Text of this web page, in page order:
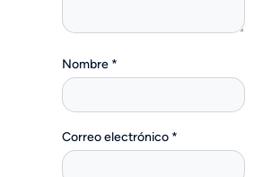
Nombre *
Correo electrónico *